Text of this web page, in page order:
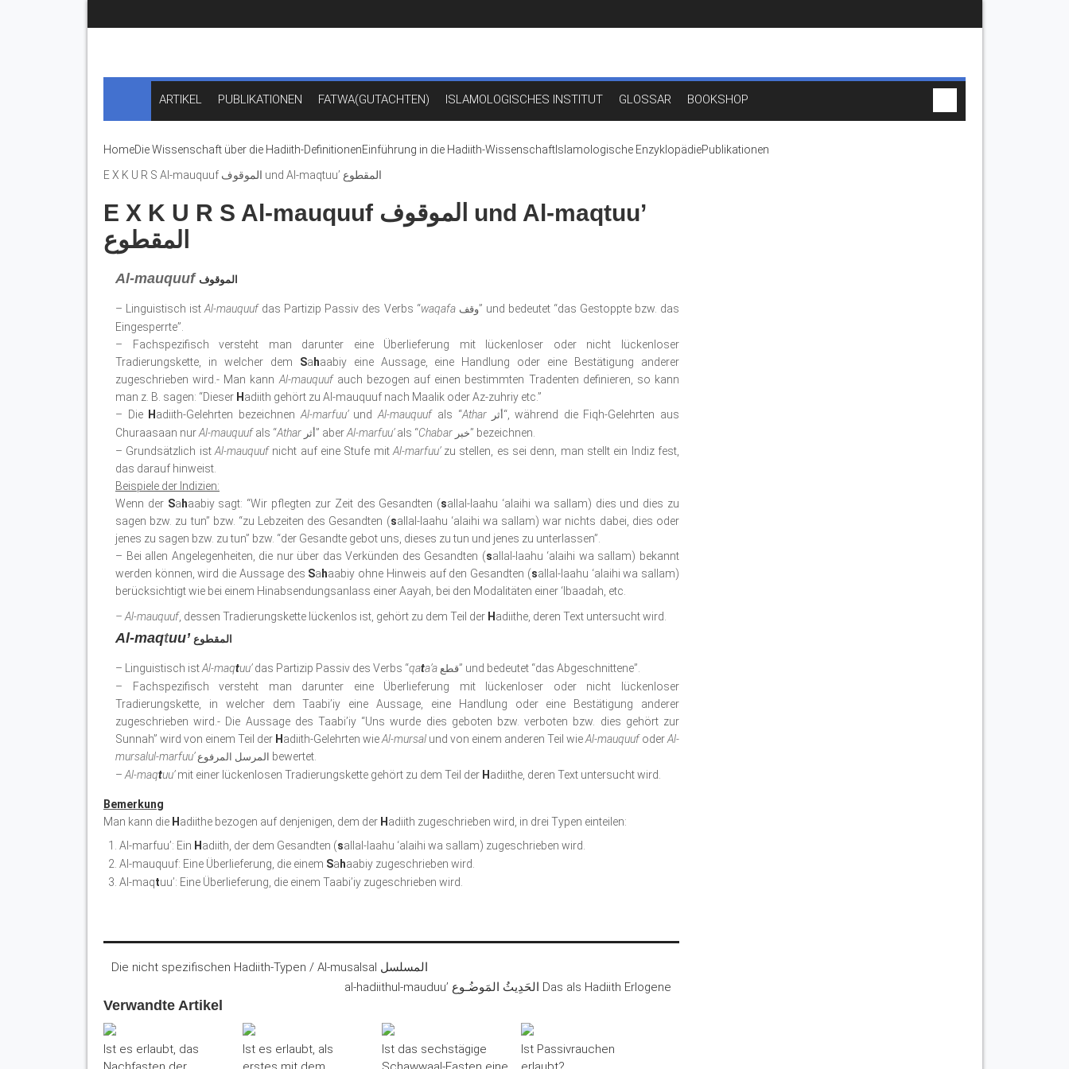
ARTIKEL PUBLIKATIONEN FATWA(GUTACHTEN) ISLAMOLOGISCHES INSTITUT GLOSSAR BOOKSHOP
HomeDie Wissenschaft über die Hadiith-DefinitionenEinführung in die Hadiith-Wissenschaft Islamologische EnzyklopädiePublikationen
E X K U R S Al-mauquuf الموقوف und Al-maqtuu’ المقطوع
E X K U R S Al-mauquuf الموقوف und Al-maqtuu’
المقطوع
Al-mauquuf الموقوف
– Linguistisch istAl-mauquufdas Partizip Passiv des Verbs “waqafa وقف” und bedeutet “das Gestoppte bzw. das
Eingesperrte”.
– Fachspezifisch versteht man darunter eine Überlieferung mit lückenloser oder nicht lückenloser
Tradierungskette, in welcher dem Sa haabiy eine Aussage, eine Handlung oder eine Bestätigung anderer
zugeschrieben wird.- Man kann Al-mauquufauch bezogen auf einen bestimmten Tradenten definieren, so kann
man z. B. sagen: “Dieser H adiith gehört zu Al-mauquuf nach Maalik oder Az-zuhriy etc.”
– Die H adiith-Gelehrten bezeichnen Al-marfuu’ und Al-mauquufals “Athar أثر “, während die Fiqh-Gelehrten aus
Churaasaan nurAl-mauquufals “Athar أثر” aberAl-marfuu’als “Chabar خبر” bezeichnen.
– Grundsätzlich ist Al-mauquufnicht auf eine Stufe mit Al-marfuu’zu stellen, es sei denn, man stellt ein Indiz fest,
das darauf hinweist.
Beispiele der Indizien:
Wenn der Sa haabiy sagt: “Wir pflegten zur Zeit des Gesandten (sallal-laahu ‘alaihi wa sallam) dies und dies zu
sagen bzw. zu tun” bzw. “zu Lebzeiten des Gesandten (sallal-laahu ‘alaihi wa sallam) war nichts dabei, dies oder
jenes zu sagen bzw. zu tun” bzw. “der Gesandte gebot uns, dieses zu tun und jenes zu unterlassen”.
– Bei allen Angelegenheiten, die nur über das Verkünden des Gesandten (sallal-laahu ‘alaihi wa sallam) bekannt
werden können, wird die Aussage des Sa haabiy ohne Hinweis auf den Gesandten (sallal-laahu ‘alaihi wa sallam)
berücksichtigt wie bei einem Hinabsendungsanlass einer Aayah, bei den Modalitäten einer ‘Ibaadah, etc.
– Al-mauquuf, dessen Tradierungskette lückenlos ist, gehört zu dem Teil der H adiithe, deren Text untersucht wird.
Al-maqtuu’ المقطوع
– Linguistisch istAl-maqtuu’das Partizip Passiv des Verbs “qata’a قطع” und bedeutet “das Abgeschnittene”.
– Fachspezifisch versteht man darunter eine Überlieferung mit lückenloser oder nicht lückenloser
Tradierungskette, in welcher dem Taabi’iy eine Aussage, eine Handlung oder eine Bestätigung anderer
zugeschrieben wird.- Die Aussage des Taabi’iy “Uns wurde dies geboten bzw. verboten bzw. dies gehört zur
Sunnah” wird von einem Teil der H adiith-Gelehrten wieAl-mursal und von einem anderen Teil wieAl-mauquufoderAl-
mursalul-marfuu’ المرسل المرفوع
bewertet.
– Al-maqtuu’mit einer lückenlosen Tradierungskette gehört zu dem Teil der H adiithe, deren Text untersucht wird.
Bemerkung
Man kann die H adiithe bezogen auf denjenigen, dem der H adiith zugeschrieben wird, in drei Typen einteilen:
Al-marfuu’: Ein H adiith, der dem Gesandten (sallal-laahu ‘alaihi wa sallam) zugeschrieben wird.
Al-mauquuf: Eine Überlieferung, die einem Sa haabiy zugeschrieben wird.
Al-maqtuu’: Eine Überlieferung, die einem Taabi’iy zugeschrieben wird.
Die nicht spezifischen Hadiith-Typen / Al-musalsal المسلسل
al-hadiithul-mauduu’ الحَدِيثُ المَوضُـوع Das als Hadiith Erlogene
Verwandte Artikel
Ist es erlaubt, das
Ist es erlaubt, als
Ist das sechstägige
Ist Passivrauchen